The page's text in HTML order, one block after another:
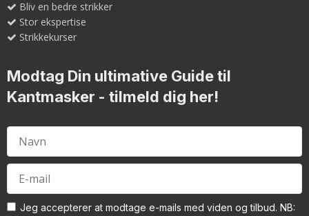
Bliv en bedre strikker
Stor ekspertise
Strikkekurser
Modtag Din ultimative Guide til
Kantmasker - tilmeld dig her!
Jeg accepterer at modtage e-mails med viden og tilbud. NB: